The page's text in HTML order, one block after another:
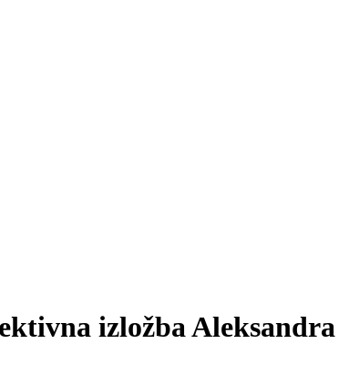
izložba Aleksandra